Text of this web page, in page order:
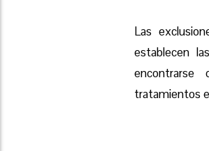
Las
establecen
encontrarse
tratamientos